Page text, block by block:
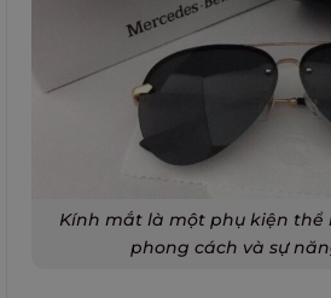
Kính mắt là một phụ kiện thể
phong cách và sự